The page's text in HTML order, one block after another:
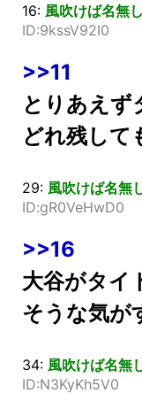
16: 風吹けば名無し
ID:9kssV92I0
>>11
とりあえず
どれ残して
29: 風吹けば名無
ID:gR0VeHwD0
>>16
大谷がタイ
そうな気が
34: 風吹けば名無
ID:N3KyKh5V0